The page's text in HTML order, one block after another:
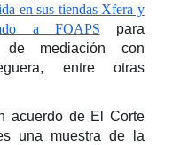
en sus tiendas Xfera y
a FOAPS para
de mediación con
entre otras
acuerdo de El Corte
una muestra de la